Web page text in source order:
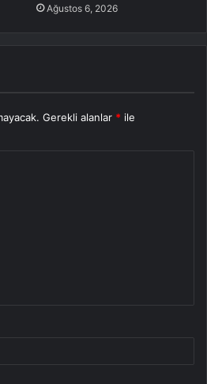
Ağustos 6, 2026
Gerekli alanlar * ile